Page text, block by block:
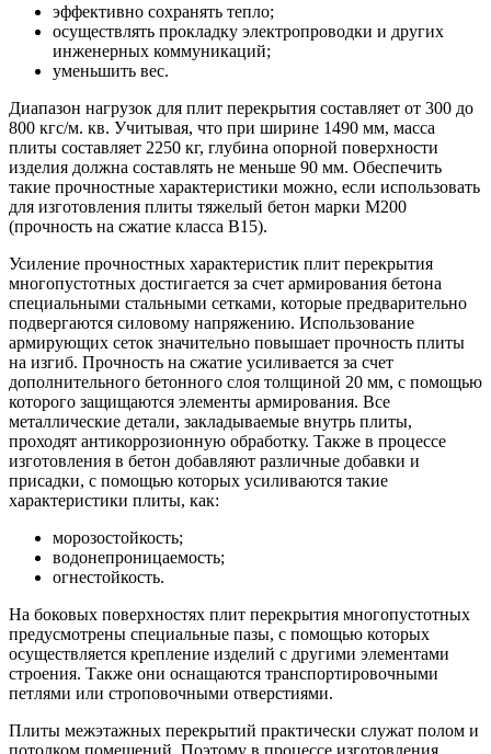
эффективно сохранять тепло;
осуществлять прокладку электропроводки и других
инженерных коммуникаций;
уменьшить вес.
Диапазон нагрузок для плит перекрытия составляет от 300 до
800 кгс/м. кв. Учитывая, что при ширине 1490 мм, масса
плиты составляет 2250 кг, глубина опорной поверхности
изделия должна составлять не меньше 90 мм. Обеспечить
такие прочностные характеристики можно, если использовать
для изготовления плиты тяжелый бетон марки М200
(прочность на сжатие класса В15).
Усиление прочностных характеристик плит перекрытия
многопустотных достигается за счет армирования бетона
специальными стальными сетками, которые предварительно
подвергаются силовому напряжению. Использование
армирующих сеток значительно повышает прочность плиты
на изгиб. Прочность на сжатие усиливается за счет
дополнительного бетонного слоя толщиной 20 мм, с помощью
которого защищаются элементы армирования. Все
металлические детали, закладываемые внутрь плиты,
проходят антикоррозионную обработку. Также в процессе
изготовления в бетон добавляют различные добавки и
присадки, с помощью которых усиливаются такие
характеристики плиты, как:
морозостойкость;
водонепроницаемость;
огнестойкость.
На боковых поверхностях плит перекрытия многопустотных
предусмотрены специальные пазы, с помощью которых
осуществляется крепление изделий с другими элементами
строения. Также они оснащаются транспортировочными
петлями или строповочными отверстиями.
Плиты межэтажных перекрытий практически служат полом и
потолком помещений. Поэтому в процессе изготовления